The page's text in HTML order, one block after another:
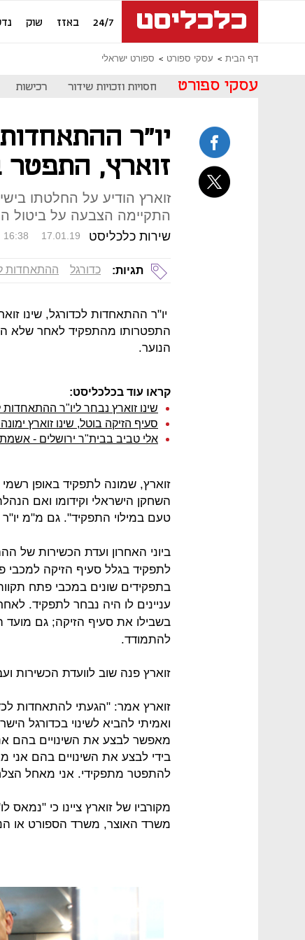
24/7 באזז שוק
דף הבית עסקי ספורט ספורט ישראלי
עסקי ספורט חסויות וזכויות שידור רכישות
יו"ר
זוארץ, התפטר
זוארץ הודיע על החלטתו
התקיימה הצבעה על ביטול
שירות כלכליסט 16:38 17.01.19
תגיות: כדורגל ההתאחדות
יו"ר ההתאחדות לכדורגל, שינו
התפטרותו מהתפקיד לאחר שלא
הנוער.
קראו עוד בכלכליסט:
שינו זוארץ נבחר ליו"ר ההתאחדות
סעיף הזיקה בוטל, שינו זוארץ
אלי טביב בבית"ר ירושלים -
זוארץ, שמונה לתפקיד באופן
השחקן הישראלי וקידומו ואם
טעם במילוי התפקיד". גם מ"מ
ביוני האחרון ועדת הכשירות של
לתפקיד בגלל סעיף הזיקה למכבי
בתפקידים שונים במכבי פתח תקווה
עניינים לו היה נבחר לתפקיד.
בשבילו את סעיף הזיקה; גם
להתמודד.
זוארץ פנה שוב לוועדת הכשירות
זוארץ אמר: "הגעתי להתאחדות
ואמיתי להביא לשינוי בכדורגל
מאפשר לבצע את השינויים בהם
בידי לבצע את השינויים בהם אני
להתפטר מתפקידי. אני מאחל
מקורביו של זוארץ ציינו כי
משרד האוצר, משרד הספורט או